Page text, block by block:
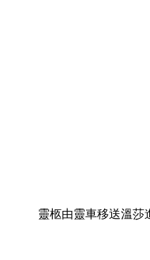
靈柩由靈車移送溫莎